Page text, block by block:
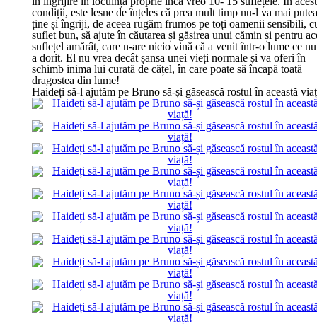
condiții, este lesne de înțeles că prea mult timp nu-l va mai putea
ține și îngriji, de aceea rugăm frumos pe toți oamenii sensibili,
suflet bun, să ajute în căutarea și găsirea unui cămin și pentru
suflețel amărât, care n-are nicio vină că a venit într-o lume ce
a dorit. El nu vrea decât șansa unei vieți normale și va oferi în
schimb inima lui curată de cățel, în care poate să încapă toată
dragostea din lume!
Haideți să-l ajutăm pe Bruno să-și găsească rostul în această